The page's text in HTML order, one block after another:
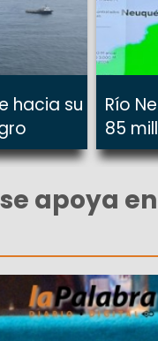
hacia su
Río
85
apoya en